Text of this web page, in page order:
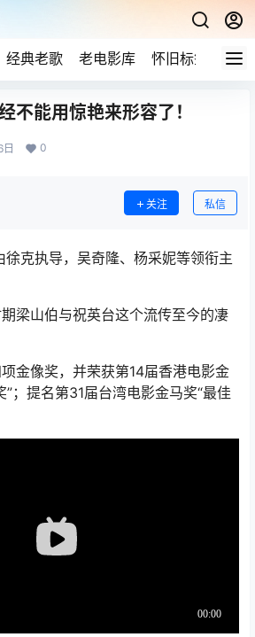
经典老歌 老电影库 怀旧标签 网
不能用惊艳来形容了！
0
关注 私信
徐克执导，吴奇隆、杨采妮等领衔主
梁山伯与祝英台这个流传至今的凄
项金像奖，并荣获第14届香港电影金
”；提名第31届台湾电影金马奖“最佳